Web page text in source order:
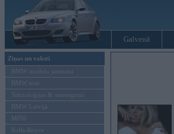
Galvenā
Ziņas un raksti
BMW modeļu jaunumi
BMW testi
Tehnoloģijas & sasniegumi
BMW Latvijā
MINI
Rolls-Royce